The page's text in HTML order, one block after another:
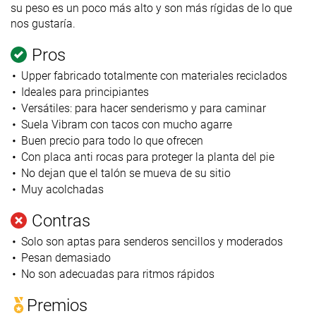
su peso es un poco más alto y son más rígidas de lo que
nos gustaría.
Pros
Upper fabricado totalmente con materiales reciclados
Ideales para principiantes
Versátiles: para hacer senderismo y para caminar
Suela Vibram con tacos con mucho agarre
Buen precio para todo lo que ofrecen
Con placa anti rocas para proteger la planta del pie
No dejan que el talón se mueva de su sitio
Muy acolchadas
Contras
Solo son aptas para senderos sencillos y moderados
Pesan demasiado
No son adecuadas para ritmos rápidos
Premios